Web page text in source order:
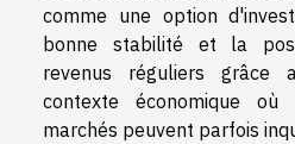
comme une option
bonne stabilité et la
revenus réguliers grâce
contexte économique
marchés peuvent parfois